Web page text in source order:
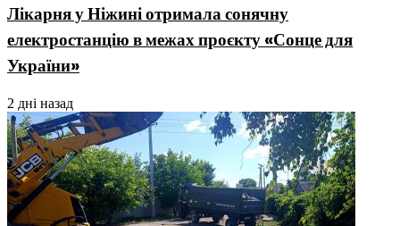
Лікарня у Ніжині отримала сонячну
електростанцію в межах проєкту «Сонце для
України»
2 дні назад